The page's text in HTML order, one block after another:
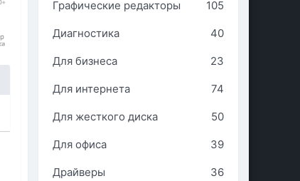
Графические редакторы 105
Диагностика 40
Для бизнеса 23
Для интернета 74
Для жесткого диска 50
Для офиса 39
Драйверы 36